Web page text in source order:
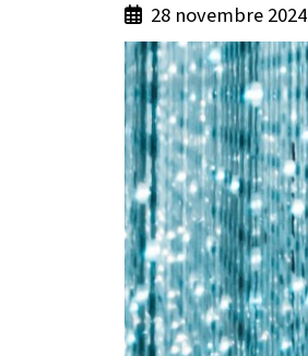
28 novembre 2024